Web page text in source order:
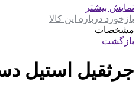
نمایش بیشتر
بازخورد درباره این کالا
مشخصات
بازگشت
جرثقیل استیل دستی